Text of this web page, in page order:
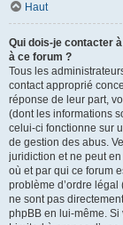
Haut
Qui dois-je contacter
à ce forum ?
Tous les
contact approprié
réponse de leur part,
(dont les informations
celui-ci fonctionne sur
de gestion des abus.
juridiction et ne peut
où et par qui ce forum
problème d’ordre
ne sont pas
phpBB en lui-même.